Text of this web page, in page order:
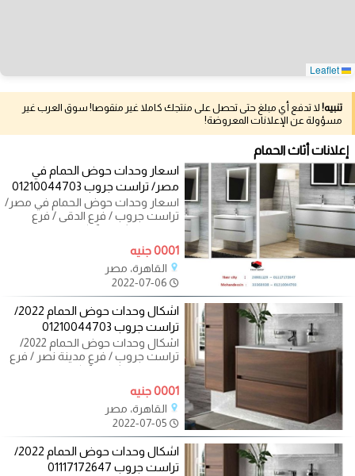
تنبيه! لا تدفع أي مبلغ حتى تحصل على منتجك كاملا غير منقوصا! سوق العرب غير
مسؤولة عن الإعلانات المعروضة!
إعلانات أثاث الحمام
اسعار وحدات حوض الحمام في
مصر/ تراست جروب 01210044703
اسعار وحدات حوض الحمام في مصر/
تراست جروب / فرع الدقى / فرع
مدينة نصر / فرع 6 اكتوبر
01210044703 عايز
0001 جنيه
القاهرة، مصر
اشكال وحدات حوض الحمام 2022/
تراست جروب 01210044703
اشكال وحدات حوض الحمام 2022/
تراست جروب / فرع مدينة نصر / فرع
المهندسين / فرع 6 اكتوبر
01117172647 لازم
0001 جنيه
القاهرة، مصر
اشكال وحدات حوض الحمام 2022/
تراست جروب 01117172647